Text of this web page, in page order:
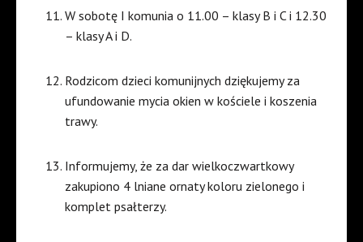
W sobotę I komunia o 11.00 – klasy B i C i 12.30
– klasy A i D.
Rodzicom dzieci komunijnych dziękujemy za
ufundowanie mycia okien w kościele i koszenia
trawy.
Informujemy, że za dar wielkoczwartkowy
zakupiono 4 lniane ornaty koloru zielonego i
komplet psałterzy.